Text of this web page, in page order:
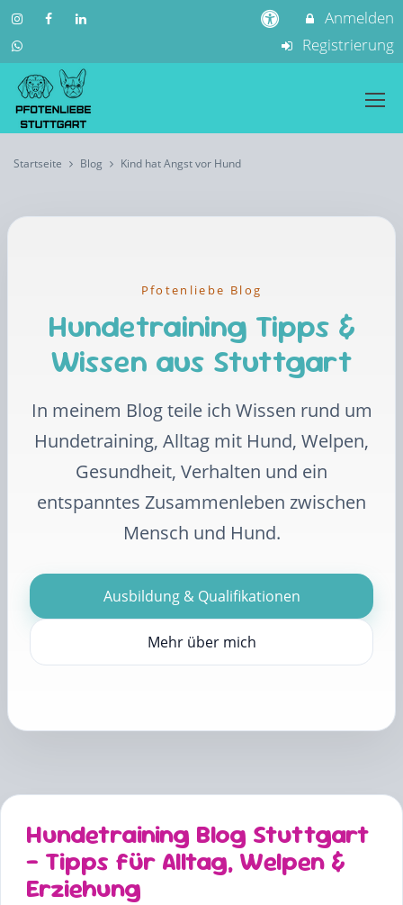
Anmelden
Registrierung
Startseite Blog Kind hat Angst vor Hund
Pfotenliebe Blog
Hundetraining Tipps &
Wissen aus Stuttgart
In meinem Blog teile ich Wissen rund um
Hundetraining, Alltag mit Hund, Welpen,
Gesundheit, Verhalten und ein
entspanntes Zusammenleben zwischen
Mensch und Hund.
Ausbildung & Qualifikationen
Mehr über mich
Hundetraining Blog Stuttgart
– Tipps für Alltag, Welpen &
Erziehung